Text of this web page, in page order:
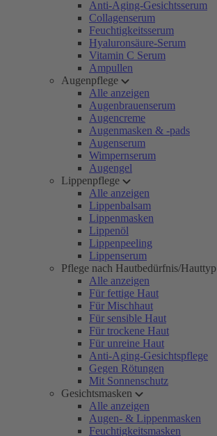
Anti-Aging-Gesichtsserum
Collagenserum
Feuchtigkeitsserum
Hyaluronsäure-Serum
Vitamin C Serum
Ampullen
Augenpflege
Alle anzeigen
Augenbrauenserum
Augencreme
Augenmasken & -pads
Augenserum
Wimpernserum
Augengel
Lippenpflege
Alle anzeigen
Lippenbalsam
Lippenmasken
Lippenöl
Lippenpeeling
Lippenserum
Pflege nach Hautbedürfnis/Hauttyp
Alle anzeigen
Für fettige Haut
Für Mischhaut
Für sensible Haut
Für trockene Haut
Für unreine Haut
Anti-Aging-Gesichtspflege
Gegen Rötungen
Mit Sonnenschutz
Gesichtsmasken
Alle anzeigen
Augen- & Lippenmasken
Feuchtigkeitsmasken